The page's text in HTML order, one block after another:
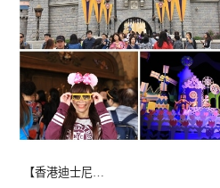
【香港迪士尼…